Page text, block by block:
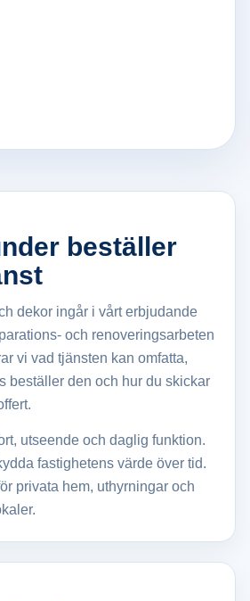
beställer
dekor ingår i vårt erbjudande
och renoveringsarbeten
vi vad tjänsten kan omfatta,
beställer den och hur du skickar
utseende och daglig funktion.
fastighetens värde över tid.
privata hem, uthyrningar och